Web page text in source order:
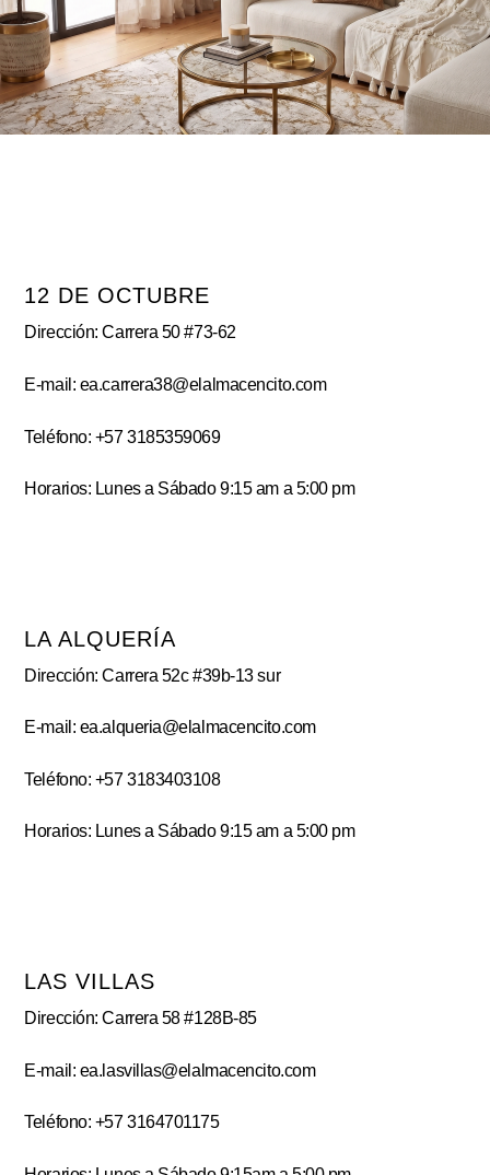
12 DE OCTUBRE
Dirección: Carrera 50 #73-62
E-mail: ea.carrera38@elalmacencito.com
Teléfono: +57 3185359069
Horarios: Lunes a Sábado 9:15 am a 5:00 pm
LA ALQUERÍA
Dirección: Carrera 52c #39b-13 sur
E-mail: ea.alqueria@elalmacencito.com
Teléfono: +57 3183403108
Horarios: Lunes a Sábado 9:15 am a 5:00 pm
LAS VILLAS
Dirección: Carrera 58 #128B-85
E-mail: ea.lasvillas@elalmacencito.com
Teléfono: +57 3164701175